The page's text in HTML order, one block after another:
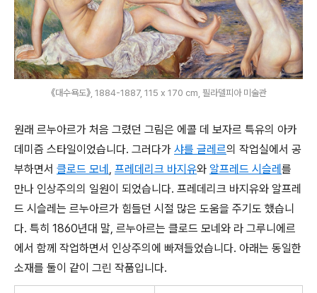
《대수욕도》, 1884-1887, 115 x 170 cm, 필라델피아 미술관
원래 르누아르가 처음 그렸던 그림은 에콜 데 보자르 특유의 아카
데미즘 스타일이었습니다. 그러다가 샤를 글레르의 작업실에서 공
부하면서 클로드 모네, 프레데리크 바지유와 알프레드 시슬레를
만나 인상주의의 일원이 되었습니다. 프레데리크 바지유와 알프레
드 시슬레는 르누아르가 힘들던 시절 많은 도움을 주기도 했습니
다. 특히 1860년대 말, 르누아르는 클로드 모네와 라 그루니에르
에서 함께 작업하면서 인상주의에 빠져들었습니다. 아래는 동일한
소재를 둘이 같이 그린 작품입니다.